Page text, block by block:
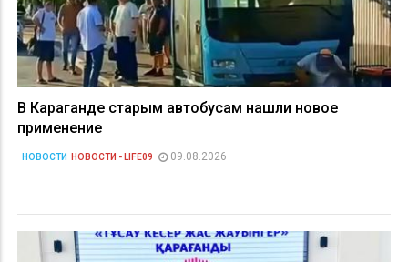
В Караганде старым автобусам нашли новое
применение
НОВОСТИ НОВОСТИ - LIFE09 09.08.2026